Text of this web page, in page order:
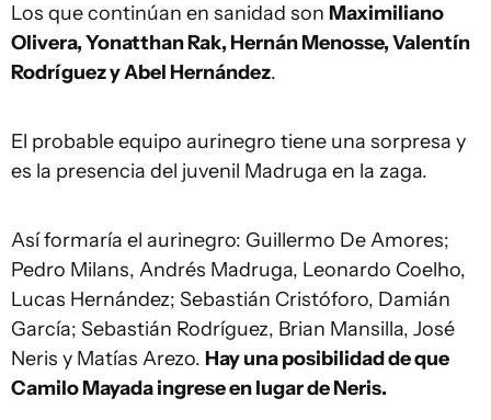
Los que continúan en sanidad son Maximiliano
Olivera, Yonatthan Rak, Hernán Menosse, Valentín
Rodríguez y Abel Hernández.
El probable equipo aurinegro tiene una sorpresa y
es la presencia del juvenil Madruga en la zaga.
Así formaría el aurinegro: Guillermo De Amores;
Pedro Milans, Andrés Madruga, Leonardo Coelho,
Lucas Hernández; Sebastián Cristóforo, Damián
García; Sebastián Rodríguez, Brian Mansilla, José
Neris y Matías Arezo. Hay una posibilidad de que
Camilo Mayada ingrese en lugar de Neris.